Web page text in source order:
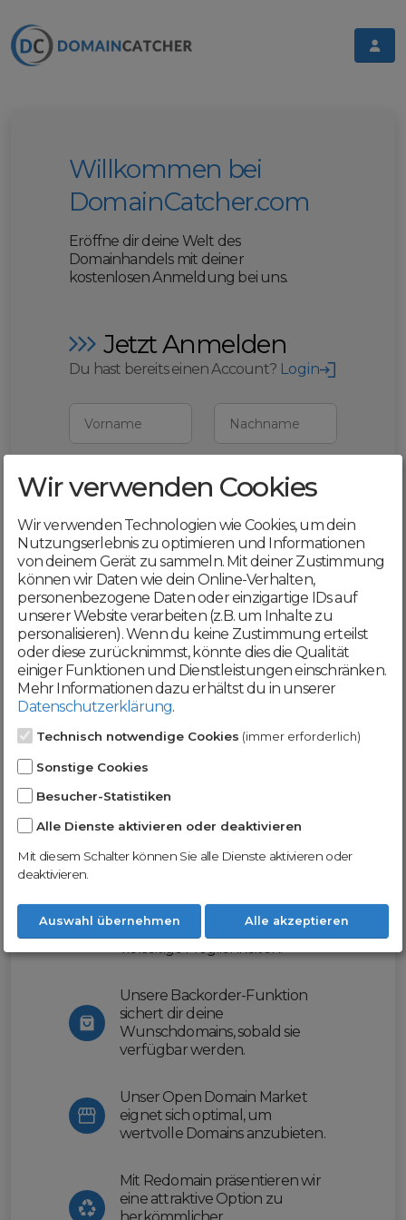
Willkommen bei
DomainCatcher.com
Eröffne dir deine Welt des
Domainhandels mit deiner
kostenlosen Anmeldung bei uns.
Jetzt Anmelden
Du hast bereits einen Account? Login
Vorname Nachname
E-Mail
Mit deiner Registrierung bestätigst du,
dass du dieAGBund
Datenschutzerklärung akzeptierst
Weiter
Werde jetzt Teil der
DomainCatcher-
Community!
Nutze unsere Erfahrung und profitiere
erleichtern wir dir den
Domainhandel und bieten dir
vielseitige Möglichkeiten.
Unsere Backorder-Funktion
sichert dir deine
Wunschdomains, sobald sie
verfügbar werden.
Unser Open Domain Market
eignet sich optimal, um
wertvolle Domains anzubieten.
Mit Redomain präsentieren wir
eine attraktive Option zu
Wir verwenden Cookies
Wir verwenden Technologien wie Cookies, um dein
Nutzungserlebnis zu optimieren und Informationen
von deinem Gerät zu sammeln. Mit deiner Zustimmung
können wir Daten wie dein Online-Verhalten,
personenbezogene Daten oder einzigartige IDs auf
unserer Website verarbeiten (z.B. um Inhalte zu
personalisieren). Wenn du keine Zustimmung erteilst
oder diese zurücknimmst, könnte dies die Qualität
einiger Funktionen und Dienstleistungen einschränken.
Mehr Informationen dazu erhältst du in unserer
Datenschutzerklärung.
Technisch notwendige Cookies (immer erforderlich)
Sonstige Cookies
Besucher-Statistiken
Alle Dienste aktivieren oder deaktivieren
Mit diesem Schalter können Sie alle Dienste aktivieren oder
deaktivieren.
Auswahl übernehmen Alle akzeptieren